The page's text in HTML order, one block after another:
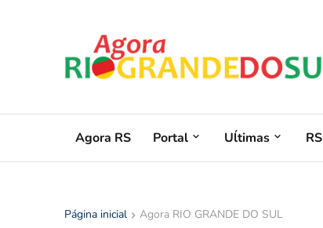
Agora RS Portal Uĺtimas RS
Página inicial Agora RIO GRANDE DO SUL